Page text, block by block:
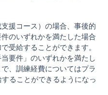
援コース）の場合、事後的
のいずれかを満たした場合
受給することができます。
要件」のいずれかを満たし
、訓練経費についてはプラ
ることができるようになっ